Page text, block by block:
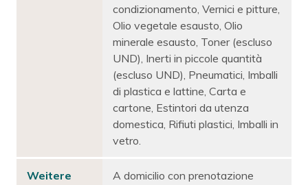
condizionamento, Vernici e pitture,
Olio vegetale esausto, Olio
minerale esausto, Toner (escluso
UND), Inerti in piccole quantità
(escluso UND), Pneumatici, Imballi
di plastica e lattine, Carta e
cartone, Estintori da utenza
domestica, Rifiuti plastici, Imballi in
vetro.
Weitere
A domicilio con prenotazione